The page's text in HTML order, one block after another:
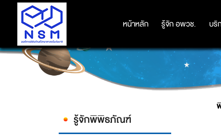
หน้าหลัก รู้จัก อพวช. บริ
หน้าหลัก รู้จัก อพวช. บริ
รู้จักพิพิธภัณฑ์